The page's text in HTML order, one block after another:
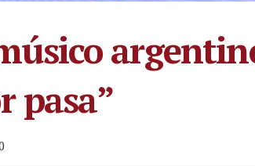
pasa”